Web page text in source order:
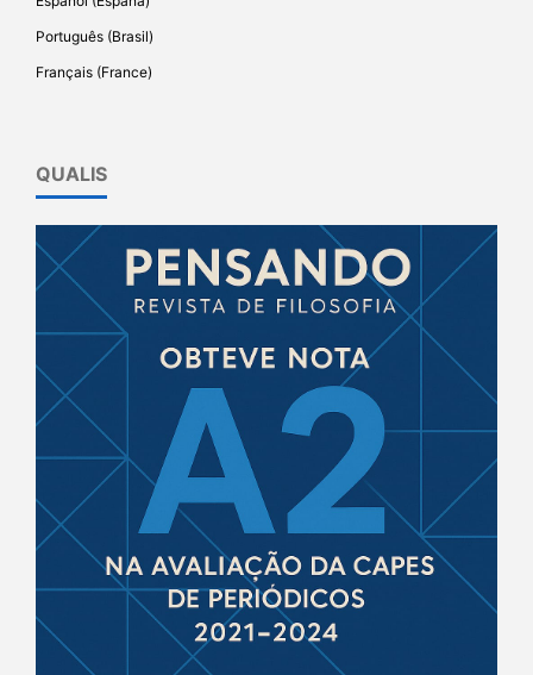
Português (Brasil)
Français (France)
QUALIS